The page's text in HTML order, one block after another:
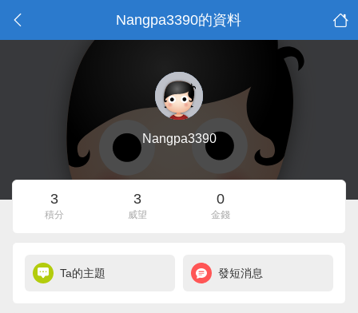
Nangpa3390的資料
Nangpa3390
3
積分
3
威望
0
金錢
Ta的主題 發短消息